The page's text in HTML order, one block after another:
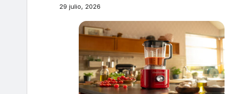
29 julio, 2026